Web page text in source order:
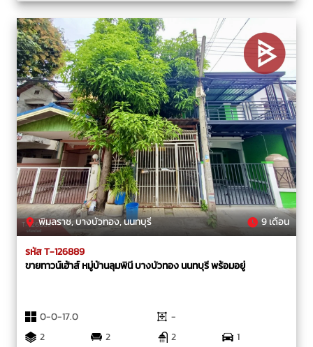
พิมลราช, บางบัวทอง, นนทบุรี 9 เดือน
รหัส T-126889
ขายทาวน์เฮ้าส์ หมู่บ้านลุมพินี บางบัวทอง นนทบุรี พร้อมอยู่
0-0-17.0
-
2
2 2 1